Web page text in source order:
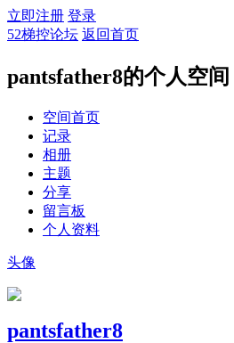
立即注册 登录
52梯控论坛 返回首页
pantsfather8的个人空间
空间首页
记录
相册
主题
分享
留言板
个人资料
头像
pantsfather8